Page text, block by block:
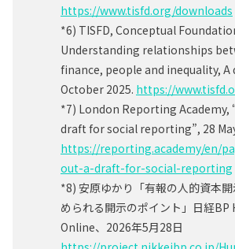
https://www.tisfd.org/downloads
*6) TISFD, Conceptual
Understanding relationships
finance, people and inequality, A
October 2025. https://
*7) London Reporting Academy,
draft for social reporting”, 28
https://reporting.academy/en/
out-a-draft-for-social-reporting
*8) 安原ゆかり「有報の人的資本
められる開示のポイント」日経
Online、2026年5月28日